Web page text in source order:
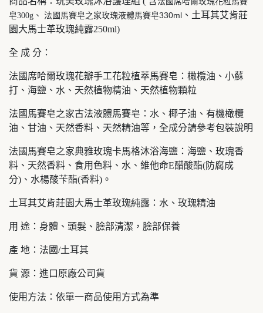
皂300g、
法國馬賽皂之家玫瑰液體馬賽皂330ml 、土耳其艾肯莊
園大馬士革玫瑰純露250ml)
全 成 分：
法國席哈爾玫瑰花瓣手工花粒植萃馬賽皂：橄欖油、小蘇
打、海鹽、水、天然植物精油、天然植物顆粒
法國馬賽皂之家古法液體馬賽皂：水、椰子油、有機橄欖
油、甘油、天然香料、天然精油等，全成分請參考包裝說明
法國馬賽皂之家典雅玫瑰卡馬格沐浴海鹽：海鹽、玫瑰香
料、天然香料、食用色料、水、維他命E醋酸酯(防腐成
分)、水楊酸苄酯(香料)。
土耳其艾肯莊園大馬士革玫瑰純露：水、玫瑰精油
用 途：身體、頭髮、臉部清潔，臉部保養
產 地：法國/土耳其
貨 源：進口原廠公司貨
使用方法：依單一商品使用方式為準